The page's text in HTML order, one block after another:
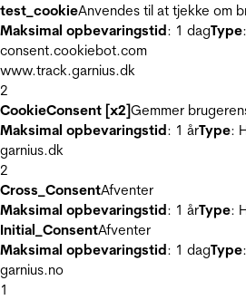
test_cookieAnvendes til at tjekke om
Maksimal opbevaringstid: 1 dagType
consent.cookiebot.com
www.track.garnius.dk
2
CookieConsent [x2]Gemmer
Maksimal opbevaringstid: 1 årType:
garnius.dk
2
Cross_ConsentAfventer
Maksimal opbevaringstid: 1 årType:
Initial_ConsentAfventer
Maksimal opbevaringstid: 1 dagType
garnius.no
1